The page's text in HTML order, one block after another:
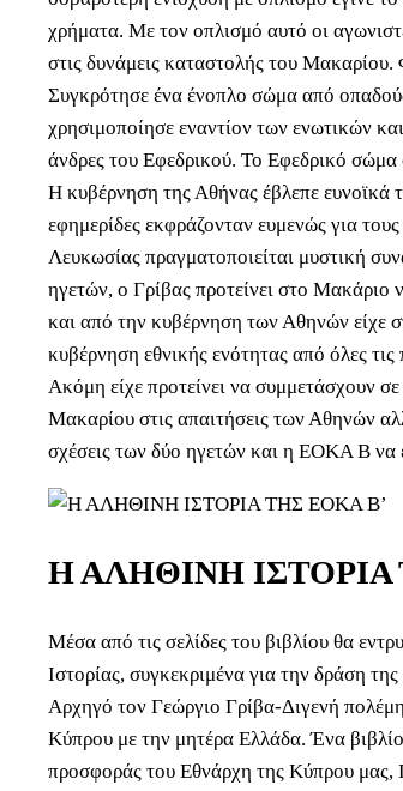
χρήματα. Με τον οπλισμό αυτό οι
στις δυνάμεις καταστολής του Μακαρίου.
Συγκρότησε ένα ένοπλο σώμα από
χρησιμοποίησε εναντίον των ενωτικών
άνδρες του Εφεδρικού. Το Εφεδρικό
Η κυβέρνηση της Αθήνας έβλεπε ευνοϊκά
εφημερίδες εκφράζονταν ευμενώς για
Λευκωσίας πραγματοποιείται μυστική
ηγετών, ο Γρίβας προτείνει στο
και από την κυβέρνηση των Αθηνών είχε
κυβέρνηση εθνικής ενότητας από όλες
Ακόμη είχε προτείνει να συμμετάσχουν
Μακαρίου στις απαιτήσεις των Αθηνών
σχέσεις των δύο ηγετών και η ΕΟΚΑ Β να
Η ΑΛΗΘΙΝΗ ΙΣΤΟΡΙΑ
Μέσα από τις σελίδες του βιβλίου θα
Ιστορίας, συγκεκριμένα για την δράση
Αρχηγό τον Γεώργιο Γρίβα-Διγενή
Κύπρου με την μητέρα Ελλάδα. Ένα
προσφοράς του Εθνάρχη της Κύπρου